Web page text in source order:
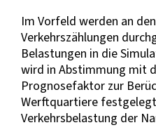
Im Vorfeld werden an
Verkehrszählungen
Belastungen in die
wird in Abstimmung mit
Prognosefaktor zur
Werftquartiere
Verkehrsbelastung der